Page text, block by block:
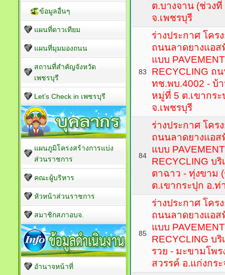
ต.บางจาน (ช่วงที่
จ.เพชรบุรี
83
ร่างประกาศ โคร
ถนนลาดยางแอ
แบบ
RECYCLING ถ
ทช.พบ.4002 - บ้
หมู่ที่ 5 ต.เขากระ
จ.เพชรบุรี
84
ร่างประกาศ โคร
ถนนลาดยางแอ
แบบ
RECYCLING บ
ตาฉาว - ทุ่งขาม
ต.เขากระปุก อ.ท่
85
ร่างประกาศ โคร
ถนนลาดยางแอ
แบบ
RECYCLING บ
รวย - มะขามโพ
สวรรค์ อ.แก่งกร
ข้อมูลอื่นๆ
แผนที่ดาวเทียม
แผนที่มุมมองถนน
สถานที่สำคัญจังหวัด
เพชรบุรี
Let’s Check in เพชรบุรี
แผนภูมิโครงสร้างการแบ่ง
ส่วนราชการ
คณะผู้บริหาร
หัวหน้าส่วนราชการ
สมาชิกสภาอบจ.
อำนาจหน้าที่